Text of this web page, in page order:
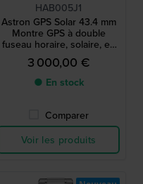
HAB005J1
Astron GPS Solar 43.4 mm
Montre GPS à double
fuseau horaire, solaire, en
titane, en édition limitée,
avec un bracelet en
caoutchouc supplémentaire
3 000,00 €
● En stock
Comparer
Voir les produits